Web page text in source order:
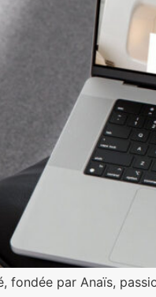
fondée par Anaïs,